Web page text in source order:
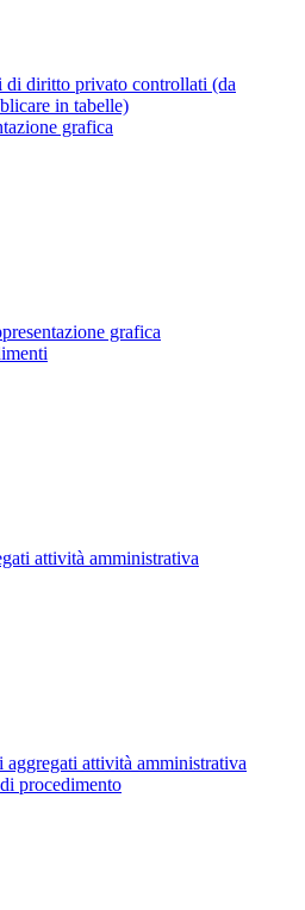
di diritto privato controllati (da
in tabelle)
grafica
grafica
attività amministrativa
aggregati attività amministrativa
procedimento